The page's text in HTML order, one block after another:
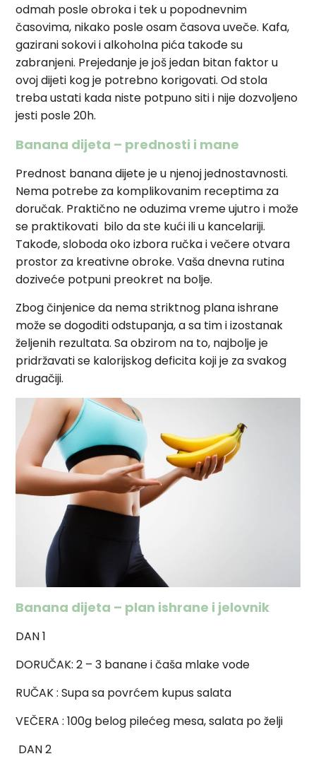
odmah posle obroka i tek u popodnevnim
časovima, nikako posle osam časova uveče. Kafa,
gazirani sokovi i alkoholna pića takođe su
zabranjeni. Prejedanje je još jedan bitan faktor u
ovoj dijeti kog je potrebno korigovati. Od stola
treba ustati kada niste potpuno siti i nije dozvoljeno
jesti posle 20h.
Banana dijeta – prednosti i mane
Prednost banana dijete je u njenoj jednostavnosti.
Nema potrebe za komplikovanim receptima za
doručak. Praktično ne oduzima vreme ujutro i može
se praktikovati bilo da ste kući ili u kancelariji.
Takođe, sloboda oko izbora ručka i večere otvara
prostor za kreativne obroke. Vaša dnevna rutina
doziveće potpuni preokret na bolje.
Zbog činjenice da nema striktnog plana ishrane
može se dogoditi odstupanja, a sa tim i izostanak
željenih rezultata. Sa obzirom na to, najbolje je
pridržavati se kalorijskog deficita koji je za svakog
drugačiji.
Banana dijeta – plan ishrane i jelovnik
DAN 1
DORUČAK: 2 – 3 banane i čaša mlake vode
RUČAK: Supa sa povrćem kupus salata
VEČERA : 100g belog pilećeg mesa, salata po želji
DAN 2